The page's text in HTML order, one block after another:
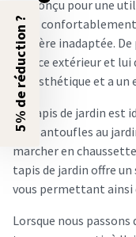
est conçu pour une
donc
matière inadaptée.
espace extérieur et
est esthétique et a un
Un tapis de jardin est
des pantoufles au
marcher en
tapis de jardin offre
vous permettant ainsi
Lorsque nous
5% de réduction ?